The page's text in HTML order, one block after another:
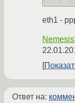
eth1 -
Ответ на: